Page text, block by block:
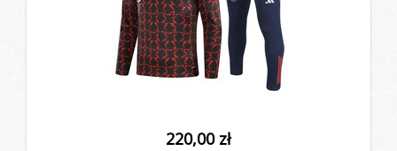
220,00 zł